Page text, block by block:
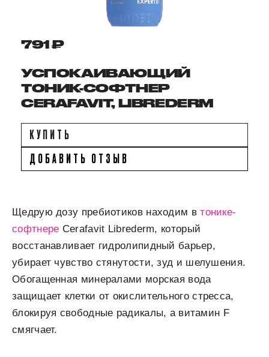
791 ₽
УСПОКАИВАЮЩИЙ
ТОНИК-СОФТНЕР
CERAFAVIT, LIBREDERM
КУПИТЬ
ДОБАВИТЬ ОТЗЫВ
Щедрую дозу пребиотиков находим втонике-
софтнере Cerafavit Librederm, который
восстанавливает гидролипидный барьер,
убирает чувство стянутости, зуд и шелушения.
Обогащенная минералами морская вода
защищает клетки от окислительного стресса,
блокируя свободные радикалы, а витамин F
смягчает.